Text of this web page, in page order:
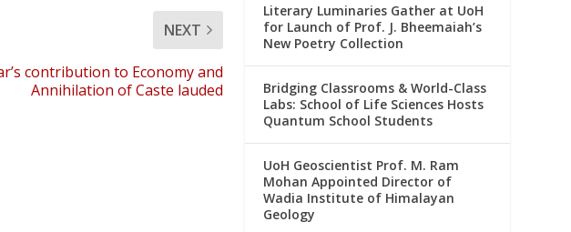
NEXT
contribution to Economy and
Annihilation of Caste lauded
Literary Luminaries Gather at UoH
for Launch of Prof. J. Bheemaiah’s
New Poetry Collection
Bridging Classrooms & World-Class
Labs: School of Life Sciences Hosts
Quantum School Students
UoH Geoscientist Prof. M. Ram
Mohan Appointed Director of
Wadia Institute of Himalayan
Geology